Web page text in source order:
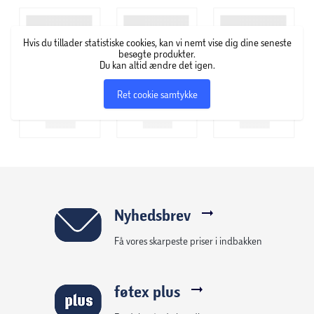
handling på hele kosmetikområdet, især på farvet
kosmetik. GOSH Copenhagen specialiserer sig i at udvikle
makeup, der kun indeholder ingredienser af høj kvalitet.
Derfor finder du også et stort udvalg af veganske,
parfumefri og allergicertificerede produkter i deres
Hvis du tillader statistiske cookies, kan vi nemt vise dig dine seneste
besøgte produkter.
Du kan altid ændre det igen.
Ret cookie samtykke
Nyhedsbrev
Få vores skarpeste priser i indbakken
føtex plus